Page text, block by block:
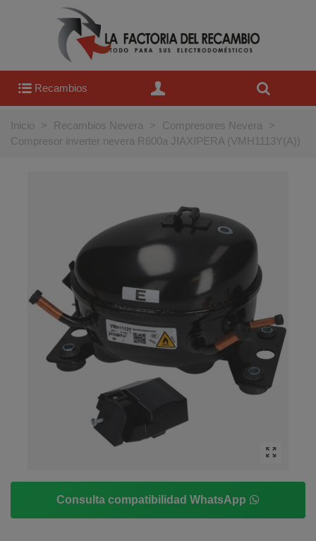
Recambios
Inicio > Recambios Nevera > Compresores Nevera
>
Compresor inverter nevera R600a JIAXIPERA (VMH1113Y(A))
Consulta compatibilidad WhatsApp